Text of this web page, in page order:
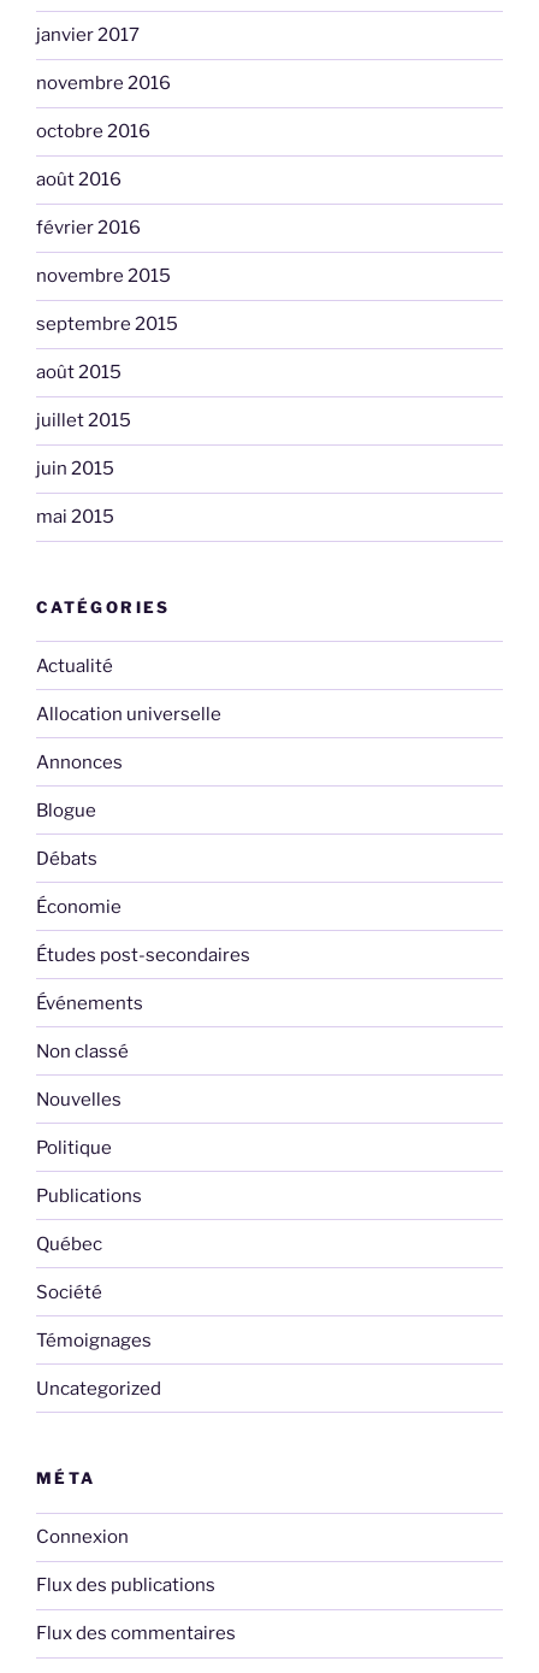
janvier 2017
novembre 2016
octobre 2016
août 2016
février 2016
novembre 2015
septembre 2015
août 2015
juillet 2015
juin 2015
mai 2015
CATÉGORIES
Actualité
Allocation universelle
Annonces
Blogue
Débats
Économie
Études post-secondaires
Événements
Non classé
Nouvelles
Politique
Publications
Québec
Société
Témoignages
Uncategorized
MÉTA
Connexion
Flux des publications
Flux des commentaires